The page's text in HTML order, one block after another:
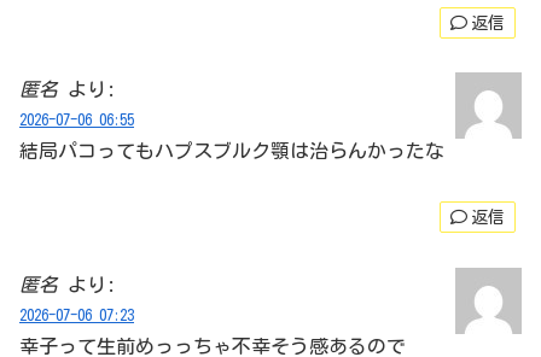
返信
匿名 より:
2026-07-06 06:55
結局パコってもハプスブルク顎は治らんかったな
返信
匿名 より:
2026-07-06 07:23
幸子って生前めっっちゃ不幸そう感あるので